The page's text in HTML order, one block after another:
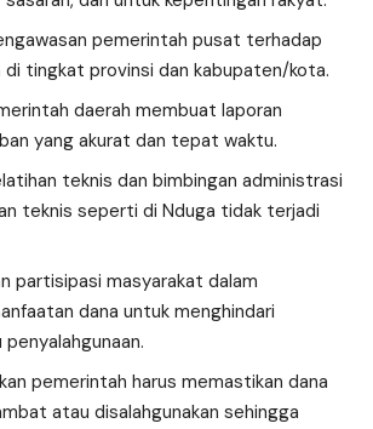
pemerintah pusat terhadap
di tingkat provinsi dan kabupaten/kota.
daerah membuat laporan
yang akurat dan tepat waktu.
teknis dan bimbingan administrasi
teknis seperti di Nduga tidak terjadi
partisipasi masyarakat dalam
dana untuk menghindari
pemerintah harus memastikan dana
atau disalahgunakan sehingga